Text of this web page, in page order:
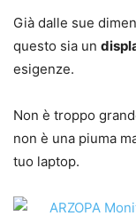
Già dalle sue
questo sia un
esigenze.
Non è troppo
non è una piuma
tuo laptop.